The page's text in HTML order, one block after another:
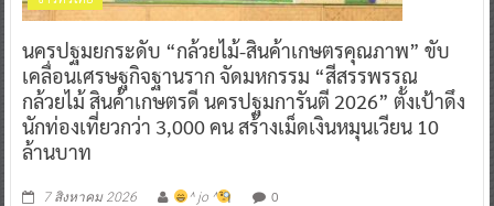
นครปฐมยกระดับ “กล้วยไม้-สินค้าเกษตรคุณภาพ” ขับ
เคลื่อนเศรษฐกิจฐานราก จัดมหกรรม “สีสรรพรรณ
กล้วยไม้ สินค้าเกษตรดี นครปฐมการันตี 2026” ตั้งเป้าดึง
นักท่องเที่ยวกว่า 3,000 คน สร้างเม็ดเงินหมุนเวียน 10
ล้านบาท
7 สิงหาคม 2026 ^ jo ^ 0